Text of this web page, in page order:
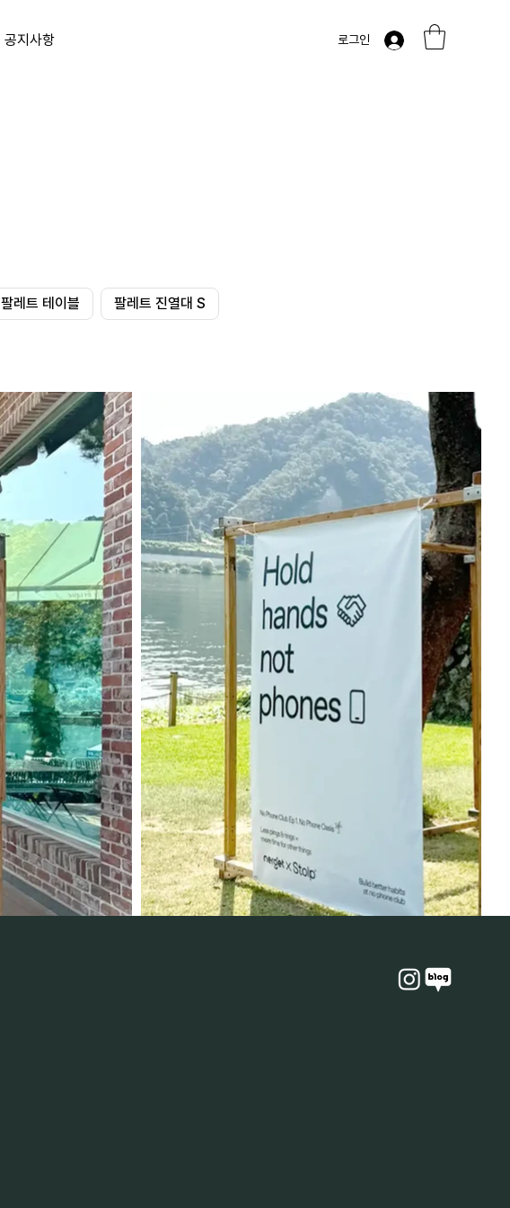
공지사항 로그인
팔레트 테이블 팔레트 진열대 S